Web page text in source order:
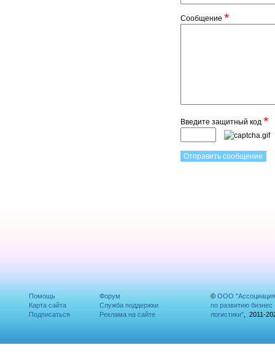
Сообщение *
Введите защитный код *
Помощь
Карта сайта
Подписаться
Форум
Служба поддержки
Реклама на сайте
© ООО "Ассоциация
по развитию бизнес
логистики", 2011-